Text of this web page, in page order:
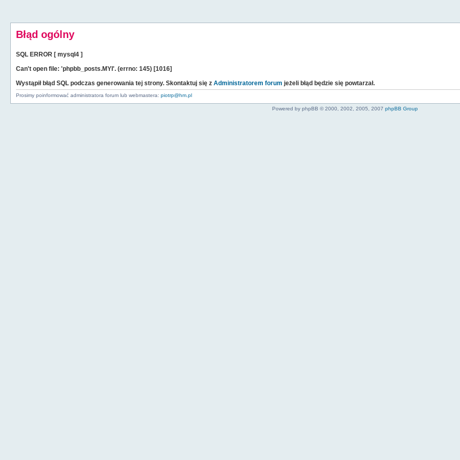
Błąd ogólny
SQL ERROR [ mysql4 ]
Can't open file: 'phpbb_posts.MYI'. (errno: 145) [1016]
Wystąpił błąd SQL podczas generowania tej strony. Skontaktuj się z Administratorem forum jeżeli błąd będzie się powtarzał.
Prosimy poinformować administratora forum lub webmastera: piotrp@hm.pl
Powered by phpBB © 2000, 2002, 2005, 2007 phpBB Group